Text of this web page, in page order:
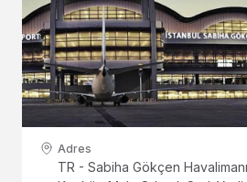
Adres
TR - Sabiha Gökçen Havalimanı